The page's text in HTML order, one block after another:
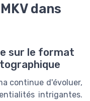
dans
sur le format
continue d'évoluer,
intrigantes.